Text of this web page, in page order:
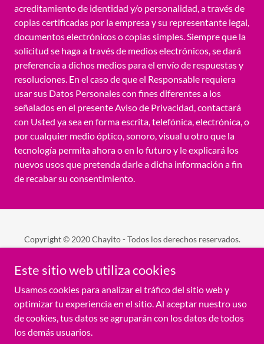
acreditamiento de identidad y/o personalidad, a través de
copias certificadas por la empresa y su representante legal,
documentos electrónicos o copias simples. Siempre que la
solicitud se haga a través de medios electrónicos, se dará
preferencia a dichos medios para el envío de respuestas y
resoluciones. En el caso de que el Responsable requiera
usar sus Datos Personales con fines diferentes a los
señalados en el presente Aviso de Privacidad, contactará
con Usted ya sea en forma escrita, telefónica, electrónica, o
por cualquier medio óptico, sonoro, visual u otro que la
tecnología permita ahora o en lo futuro y le explicará los
nuevos usos que pretenda darle a dicha información a fin
de recabar su consentimiento.
Copyright © 2020 Chayito - Todos los derechos reservados.
AVISO DE PRIVACIDAD
TÉRMINOS Y CONDICIONES
Este sitio web utiliza cookies
Usamos cookies para analizar el tráfico del sitio web y
optimizar tu experiencia en el sitio. Al aceptar nuestro uso
de cookies, tus datos se agruparán con los datos de todos
los demás usuarios.